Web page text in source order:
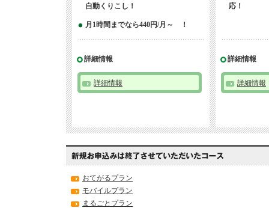
自動くりこし！
月1時間までなら440円/月～ ！
応！
詳細情報
詳細情報
詳細情報
詳細情報
おてがるプラン
モバイルプラン
まるごとプラン